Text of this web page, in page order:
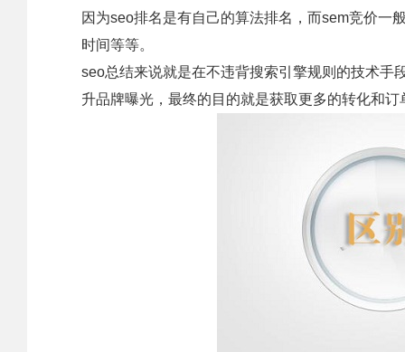
因为seo排名是有自己的算法排名，而sem竞价一
时间等等。
seo总结来说就是在不违背搜索引擎规则的技术手
升品牌曝光，最终的目的就是获取更多的转化和订